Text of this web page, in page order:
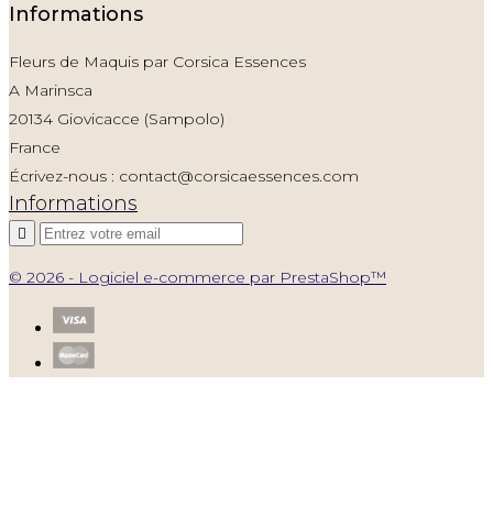
Informations
Fleurs de Maquis par Corsica Essences
A Marinsca
20134 Giovicacce (Sampolo)
France
Écrivez-nous : contact@corsicaessences.com
Informations

© 2026 - Logiciel e-commerce par PrestaShop™